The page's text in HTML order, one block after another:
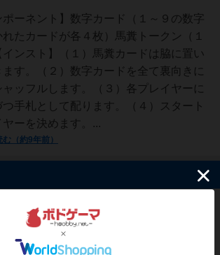
ポーネント】数字カード（１～９の数字
れたカードが各４枚）馬糞トークン（１
インスト】（１）馬糞カードは脇に置い
ます。（２）数字カードを全て裏向きに
ャッフルします。（３）各プレイヤーに
つ手札として配ります。（４）スタート
ヤーを決めます。...
（約9年前）
投稿を募集しています